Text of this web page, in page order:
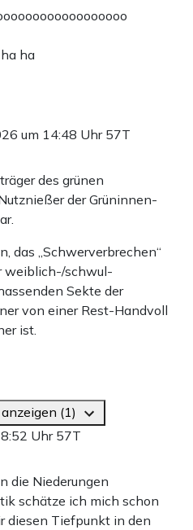
ha
um 14:48 Uhr 57T
des grünen
der Grüninnen-
das „Schwerverbrechen“
weiblich-/schwul-
Sekte der
von einer Rest-Handvoll
ist.
(1)
Uhr 57T
die Niederungen
schätze ich mich schon
diesen Tiefpunkt in den